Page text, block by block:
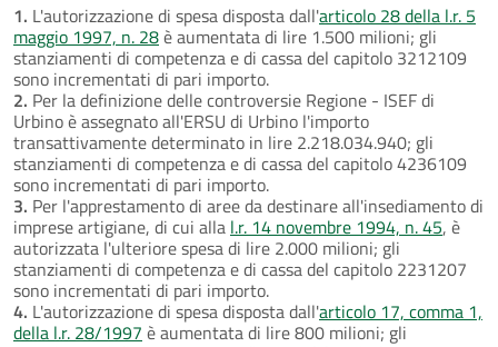
1. L'autorizzazione di spesa disposta dall'articolo 28 della l.r. 5
maggio 1997, n. 28è aumentata di lire 1.500 milioni; gli
stanziamenti di competenza e di cassa del capitolo 3212109
sono incrementati di pari importo.
2. Per la definizione delle controversie Regione - ISEF di
Urbino è assegnato all'ERSU di Urbino l'importo
transattivamente determinato in lire 2.218.034.940; gli
stanziamenti di competenza e di cassa del capitolo 4236109
sono incrementati di pari importo.
3. Per l'apprestamento di aree da destinare all'insediamento di
imprese artigiane, di cui alla l.r. 14 novembre 1994, n. 45, è
autorizzata l'ulteriore spesa di lire 2.000 milioni; gli
stanziamenti di competenza e di cassa del capitolo 2231207
sono incrementati di pari importo.
4. L'autorizzazione di spesa disposta dall'articolo 17, comma 1,
della l.r. 28/1997 è aumentata di lire 800 milioni; gli